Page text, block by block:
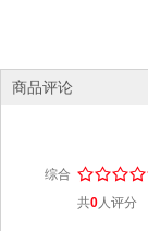
商品评论
综合 ////
....
共0人评分